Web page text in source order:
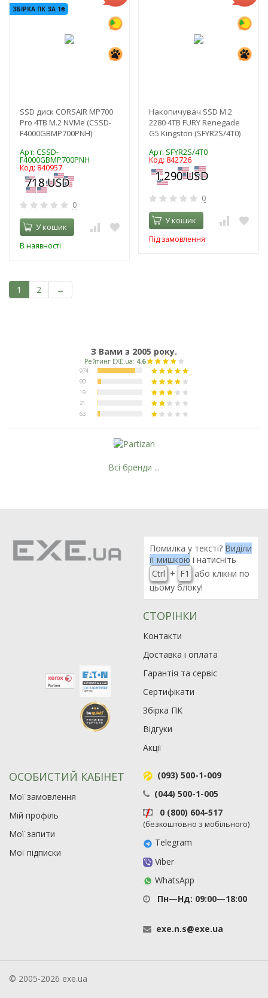
ЗБІРКА ПК ЗА 1₴
SSD диск CORSAIR MP700
Pro 4TB M.2 NVMe (CSSD-
F4000GBMP700PNH)
Арт: CSSD-
F4000GBMP700PNH
Код: 840957
0
У кошик
В наявності
Накопичувач SSD M.2
2280 4TB FURY Renegade
G5 Kingston (SFYR2S/4T0)
Арт: SFYR2S/4T0
Код: 842726
0
У кошик
Під замовлення
1 2 →
З Вами з 2005 року.
Всі бренди ...
Помилка у тексті? Виділи
її мишкою і натисніть
Ctrl + F1
або клікни по
цьому блоку!
СТОРІНКИ
Контакти
Доставка і оплата
Гарантія та сервіс
Сертифікати
Збірка ПК
Відгуки
Акції
ОСОБИСТИЙ КАБІНЕТ
Мої замовлення
Мій профіль
Мої запити
Мої підписки
(093) 500-1-009
(044) 500-1-005
0 (800) 604-517
(безкоштовно з мобільного)
Telegram
Viber
WhatsApp
Пн—Нд: 09:00—18:00
exe.n.s@exe.ua
© 2005-2026 exe.ua